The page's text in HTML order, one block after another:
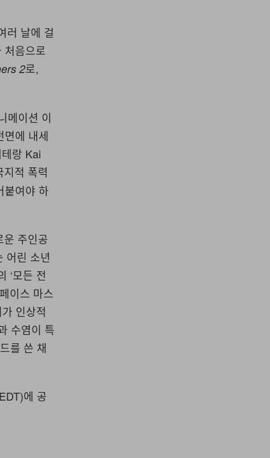
러 날에 걸
음으로
2로,
메이션 이
에 내세
랑 Kai
적 폭력
붙여야 하
주인공
어린 소년
‘모든 전
이스 마스
인상적
수염이 특
를 쓴 채
에 공